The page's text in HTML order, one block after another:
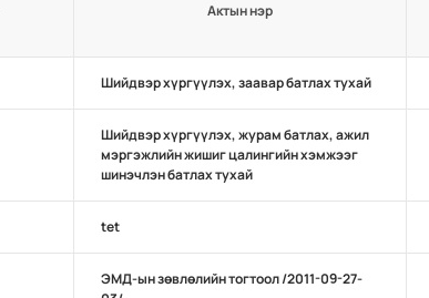
Актын нэр
Шийдвэр хүргүүлэх, заавар батлах тухай
Шийдвэр хүргүүлэх, журам батлах, ажил
мэргэжлийн жишиг цалингийн хэмжээг
шинэчлэн батлах тухай
tet
ЭМД-ын зөвлөлийн тогтоол /2011-09-27-